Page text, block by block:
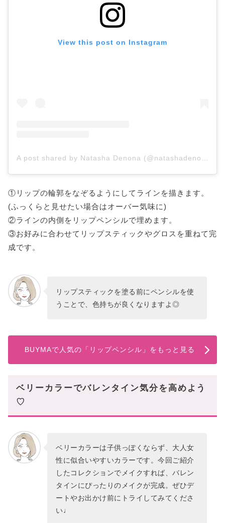
View this post on Instagram
①リップの輪郭をなぞるようにしてラインを描きます。
(ふっくらと見せたい場合はオーバー気味に)
②ラインの内側をリップペンシルで埋めます。
③お好みに合わせてリップスティックやグロスを重ねて完
成です。
リップスティックを塗る前にペンシルを使
うことで、色持ちが良くなりますよ◎
BUYMAで人気の「リップペンシル」をもっと見る
ベリーカラーでバレンタイン気分を高めよう
♡
ベリーカラーは子供っぽくならず、大人女
性に似合いやすいカラーです。今回ご紹介
したコレクションでメイクすれば、バレン
タインにぴったりのメイクが完成。ぜひデ
ートやお出かけ前にトライしてみてくださ
い♩